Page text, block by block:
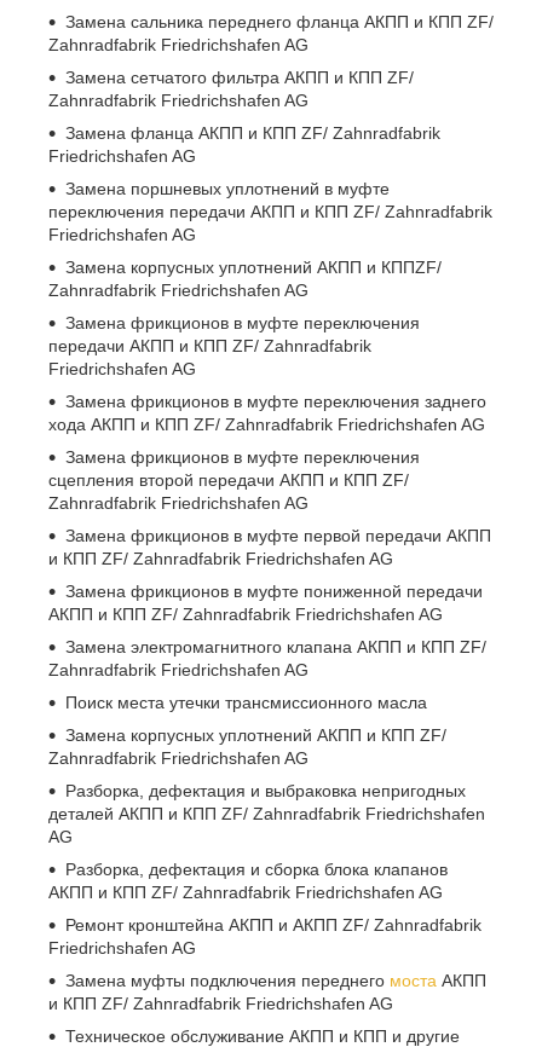
Замена сальника переднего фланца АКПП и КПП ZF/
Zahnradfabrik Friedrichshafen AG
Замена сетчатого фильтра АКПП и КПП ZF/
Zahnradfabrik Friedrichshafen AG
Замена фланца АКПП и КПП ZF/ Zahnradfabrik
Friedrichshafen AG
Замена поршневых уплотнений в муфте
переключения передачи АКПП и КПП ZF/ Zahnradfabrik
Friedrichshafen AG
Замена корпусных уплотнений АКПП и КППZF/
Zahnradfabrik Friedrichshafen AG
Замена фрикционов в муфте переключения
передачи АКПП и КПП ZF/ Zahnradfabrik
Friedrichshafen AG
Замена фрикционов в муфте переключения заднего
хода АКПП и КПП ZF/ Zahnradfabrik Friedrichshafen AG
Замена фрикционов в муфте переключения
сцепления второй передачи АКПП и КПП ZF/
Zahnradfabrik Friedrichshafen AG
Замена фрикционов в муфте первой передачи АКПП
и КПП ZF/ Zahnradfabrik Friedrichshafen AG
Замена фрикционов в муфте пониженной передачи
АКПП и КПП ZF/ Zahnradfabrik Friedrichshafen AG
Замена электромагнитного клапана АКПП и КПП ZF/
Zahnradfabrik Friedrichshafen AG
Поиск места утечки трансмиссионного масла
Замена корпусных уплотнений АКПП и КПП ZF/
Zahnradfabrik Friedrichshafen AG
Разборка, дефектация и выбраковка непригодных
деталей АКПП и КПП ZF/ Zahnradfabrik Friedrichshafen
AG
Разборка, дефектация и сборка блока клапанов
АКПП и КПП ZF/ Zahnradfabrik Friedrichshafen AG
Ремонт кронштейна АКПП и АКПП ZF/ Zahnradfabrik
Friedrichshafen AG
Замена муфты подключения переднего моста АКПП
и КПП ZF/ Zahnradfabrik Friedrichshafen AG
Техническое обслуживание АКПП и КПП и другие